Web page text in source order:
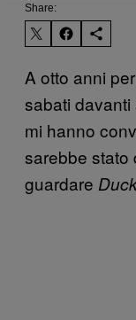
Share:
A otto anni
sabati davanti
mi hanno
sarebbe stato
guardare